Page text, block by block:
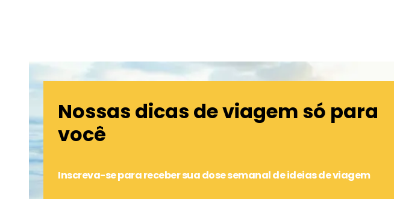
Nossas dicas de viagem só para
você
Inscreva-se para receber sua dose semanal de ideias de viagem